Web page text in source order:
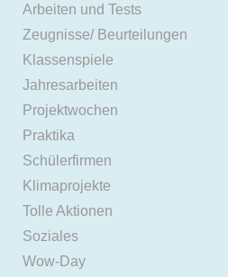
Arbeiten und Tests
Zeugnisse/ Beurteilungen
Klassenspiele
Jahresarbeiten
Projektwochen
Praktika
Schülerfirmen
Klimaprojekte
Tolle Aktionen
Soziales
Wow-Day